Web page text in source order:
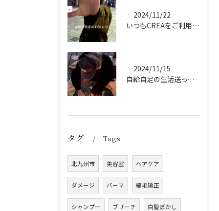
2024/11/22
いつもCREAをご利用頂き誠に有難う御座います！
2024/11/15
自給自足の生活送ってます
タグ Tags
北九州市 美容室 ヘアケア
ダメージ パーマ 縮毛矯正
シャンプー ブリーチ 白髪ぼかし